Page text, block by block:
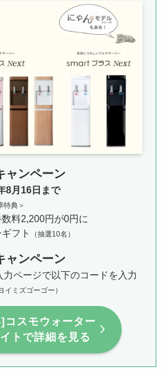
ャンペーン
8月16日まで
特典＞
料2,200円が0円に
フト
（抽選10名）
ャンペーン
力ページで以下のコードを入力
イミズゴーゴー）
コスモウォーター
トで詳細を見る